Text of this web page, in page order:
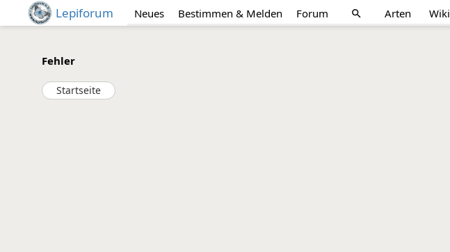
Lepiforum Neues Bestimmen & Melden Forum search Arten Wiki
Fehler
Startseite